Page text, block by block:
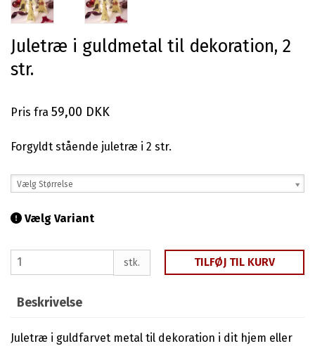
Juletræ i guldmetal til dekoration, 2
str.
Pris fra 59,00 DKK
Forgyldt stående juletræ i 2 str.
Vælg Størrelse
Vælg Variant
stk. TILFØJ TIL KURV
Beskrivelse
Juletræ i guldfarvet metal til dekoration i dit hjem eller